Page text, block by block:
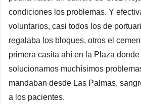
condiciones los problemas. Y
voluntarios, casi todos los de
regalaba los bloques, otros el
primera casita ahí en la Plaza donde
solucionamos muchísimos
mandaban desde Las Palmas,
a los pacientes.